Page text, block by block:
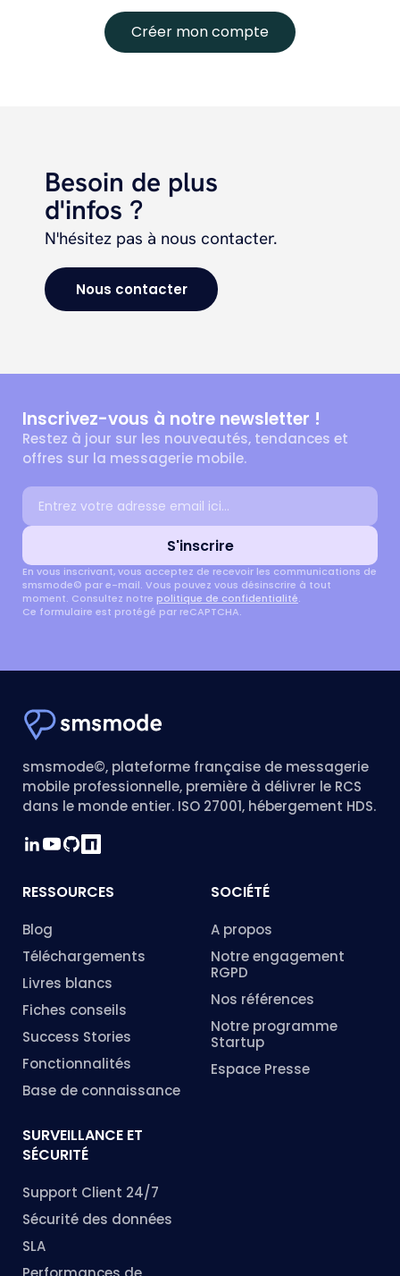
Créer mon compte
Besoin de plus
d'infos ?
N'hésitez pas à nous contacter.
Nous contacter
Inscrivez-vous à notre newsletter !
Restez à jour sur les nouveautés, tendances et
offres sur la messagerie mobile.
Adresse email
S'inscrire
En vous inscrivant, vous acceptez de recevoir les communications de
smsmode© par e-mail. Vous pouvez vous désinscrire à tout
moment. Consultez notre politique de confidentialité.
Ce formulaire est protégé par reCAPTCHA.
smsmode©, plateforme française de messagerie
mobile professionnelle, première à délivrer le RCS
dans le monde entier. ISO 27001, hébergement HDS.
RESSOURCES
Blog
Téléchargements
Livres blancs
Fiches conseils
Success Stories
Fonctionnalités
Base de connaissance
SOCIÉTÉ
A propos
Notre engagement
RGPD
Nos références
Notre programme
Startup
Espace Presse
SURVEILLANCE ET
SÉCURITÉ
Support Client 24/7
Sécurité des données
SLA